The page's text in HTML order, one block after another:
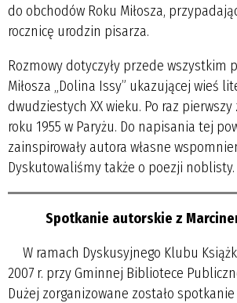
do obchodów Roku Miłosza,
rocznicę urodzin pisarza.
Rozmowy dotyczyły przede wszystkim
Miłosza „Dolina Issy” ukazującej wieś
dwudziestych XX wieku. Po raz
roku 1955 w Paryżu. Do napisania tej
zainspirowały autora własne
Dyskutowaliśmy także o poezji noblisty.
Spotkanie autorskie z
W ramach Dyskusyjnego Klubu
2007 r. przy Gminnej Bibliotece
Dużej zorganizowane zostało